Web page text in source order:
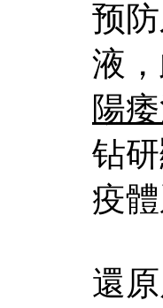
预
液
陽
钻
疫
還